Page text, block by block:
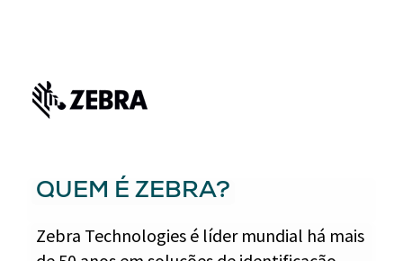
QUEM É ZEBRA?
Zebra Technologies é líder mundial há mais